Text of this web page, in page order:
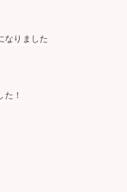
なりました
！